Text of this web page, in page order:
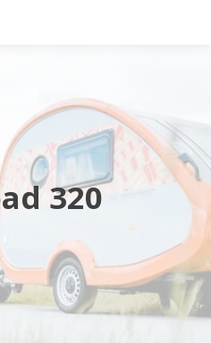
Husbilar
Husvagnar
Butik
Verkstad
320